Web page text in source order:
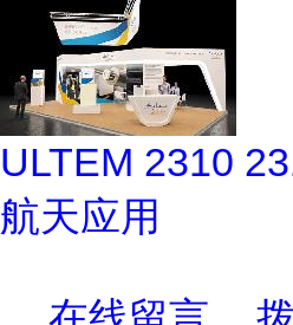
ULTEM 2310
航天应用